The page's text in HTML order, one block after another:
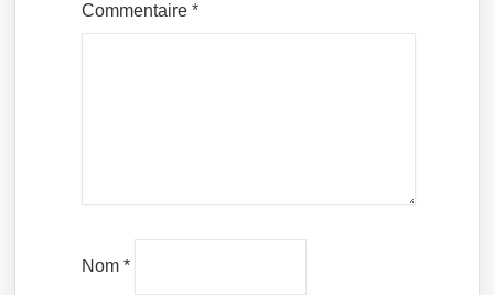
Commentaire*
Nom*